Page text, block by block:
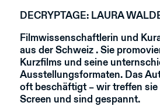
DECRYPTAGE: LAURA
Filmwissenschaftlerin und
aus der Schweiz . Sie
Kurzfilms und seine
Ausstellungsformaten. Das
oft beschäftigt – wir treffen sie
Screen und sind gespannt.